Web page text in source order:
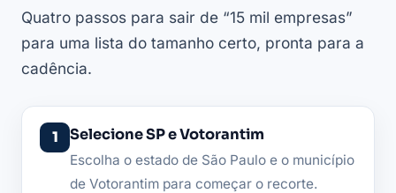
Quatro passos para sair de “15 mil empresas”
para uma lista do tamanho certo, pronta para a
cadência.
Selecione SP e Votorantim
Escolha o estado de São Paulo e o município
de Votorantim para começar o recorte.